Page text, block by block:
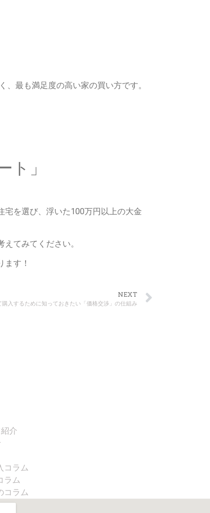
最も満足度の高い家の買い方です。
」
宅を選び、浮いた100万円以上の大金
てみてください。
す！
NEXT
入するために知っておきたい「価格交渉」の仕組み
介
コラム
ラム
コラム